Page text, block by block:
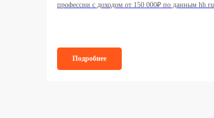
профессии с доходом от 150 000₽ по данным hh.ru
Подробнее